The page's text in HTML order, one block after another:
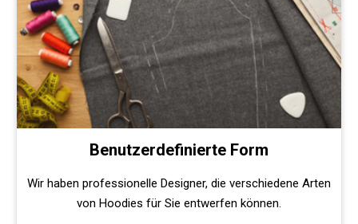
Benutzerdefinierte Form
Wir haben professionelle Designer, die verschiedene Arten
von Hoodies für Sie entwerfen können.